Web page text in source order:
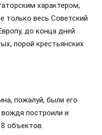
характером,
только весь Советский
до конца дней
порой крестьянских
пожалуй, были его
вождя построили и
объектов.